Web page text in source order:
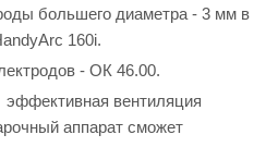
большего диаметра - 3 мм в
160i.
- ОК 46.00.
вентиляция
аппарат сможет